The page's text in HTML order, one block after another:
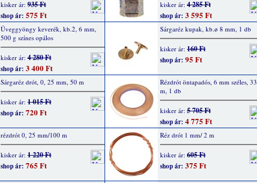
kisker ár: 935 Ft
shop ár: 575 Ft
kisker ár: 4 285 Ft
shop ár: 3 595 Ft
Üveggyöngy keverék, kb.2, 6 mm,
500 g színes opálos
kisker ár: 4 280 Ft
shop ár: 3 400 Ft
Sárgaréz kupak, kb.ø 8 mm, 1 db
kisker ár: 160 Ft
shop ár: 95 Ft
Sárgaréz drót, 0, 25 mm, 50 m
kisker ár: 1 015 Ft
shop ár: 720 Ft
Rézdrót öntapadós, 6 mm széles, 33
m, 1 db
kisker ár: 5 705 Ft
shop ár: 4 775 Ft
rézdrót 0, 25 mm/100 m
kisker ár: 1 220 Ft
shop ár: 765 Ft
Réz drót 1 mm/ 2 m
kisker ár: 605 Ft
shop ár: 375 Ft